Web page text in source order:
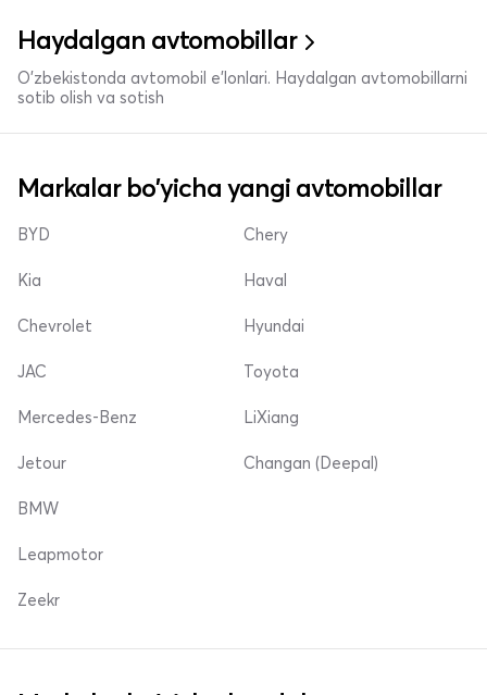
Haydalgan avtomobillar
O'zbekistonda avtomobil e’lonlari. Haydalgan avtomobillarni
sotib olish va sotish
Markalar bo'yicha yangi avtomobillar
BYD
Kia
Chevrolet
Chery
Haval
Hyundai
JAC
Mercedes-Benz
Jetour
Toyota
LiXiang
Changan (Deepal)
BMW
Leapmotor
Zeekr